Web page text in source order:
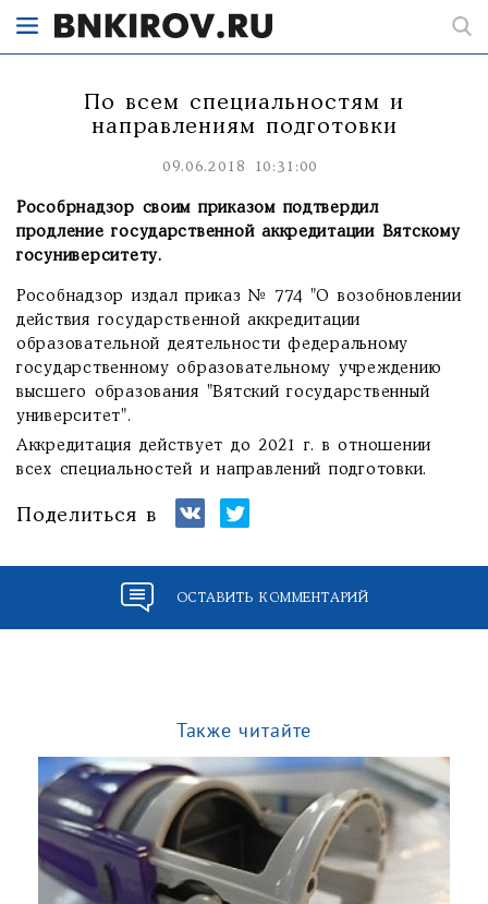
По всем специальностям и
направлениям подготовки
09.06.2018 10:31:00
Рособрнадзор своим приказом подтвердил
продление государственной аккредитации Вятскому
госуниверситету.
Рособнадзор издал приказ № 774 "О возобновлении
действия государственной аккредитации
образовательной деятельности федеральному
государственному образовательному учреждению
высшего образования "Вятский государственный
университет".
Аккредитация действует до 2021 г. в отношении
всех специальностей и направлений подготовки.
Поделиться в
ОСТАВИТЬ КОММЕНТАРИЙ
Также читайте